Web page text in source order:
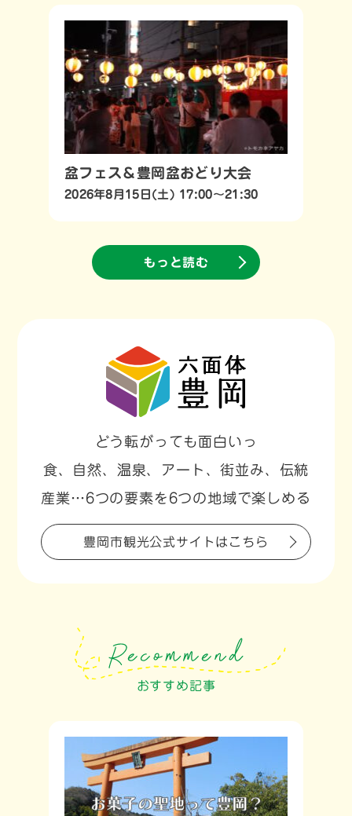
盆フェス＆豊岡盆おどり大会
2026年8月15日(土) 17:00～21:30
もっと読む
どう転がっても面白いっ
食、自然、温泉、アート、街並み、伝統
産業…6つの要素を6つの地域で楽しめる
豊岡市観光公式サイトはこちら
おすすめ記事